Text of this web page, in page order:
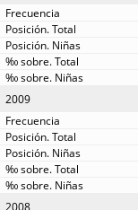
2009
2008